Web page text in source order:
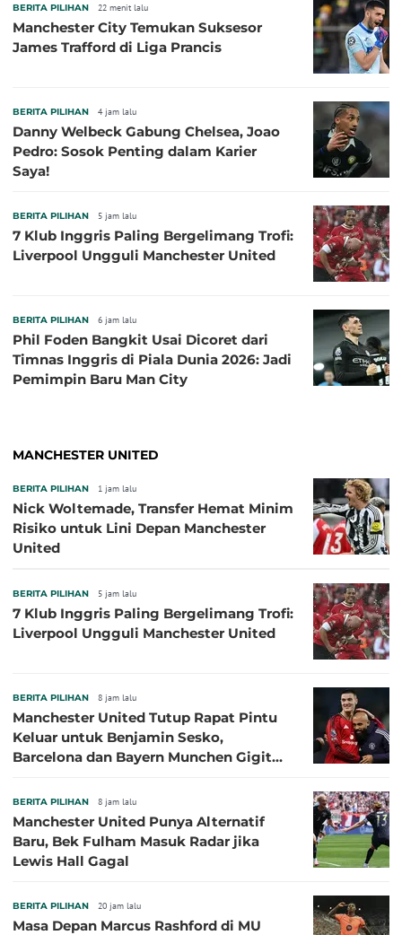
BERITA PILIHAN 22 menit lalu
Manchester City Temukan Suksesor
James Trafford di Liga Prancis
BERITA PILIHAN 4 jam lalu
Danny Welbeck Gabung Chelsea, Joao
Pedro: Sosok Penting dalam Karier
Saya!
BERITA PILIHAN 5 jam lalu
7 Klub Inggris Paling Bergelimang Trofi:
Liverpool Ungguli Manchester United
BERITA PILIHAN 6 jam lalu
Phil Foden Bangkit Usai Dicoret dari
Timnas Inggris di Piala Dunia 2026: Jadi
Pemimpin Baru Man City
MANCHESTER UNITED
BERITA PILIHAN 1 jam lalu
Nick Woltemade, Transfer Hemat Minim
Risiko untuk Lini Depan Manchester
United
BERITA PILIHAN 5 jam lalu
7 Klub Inggris Paling Bergelimang Trofi:
Liverpool Ungguli Manchester United
BERITA PILIHAN 8 jam lalu
Manchester United Tutup Rapat Pintu
Keluar untuk Benjamin Sesko,
Barcelona dan Bayern Munchen Gigit
BERITA PILIHAN 8 jam lalu
Manchester United Punya Alternatif
Baru, Bek Fulham Masuk Radar jika
Lewis Hall Gagal
BERITA PILIHAN 20 jam lalu
Masa Depan Marcus Rashford di MU